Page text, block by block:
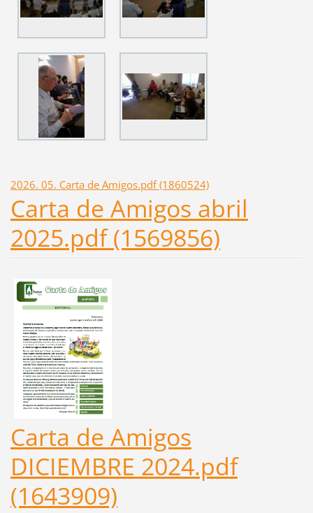
2026. 05. Carta de Amigos.pdf (1860524)
Carta de Amigos abril
2025.pdf (1569856)
Carta de Amigos
DICIEMBRE 2024.pdf
(1643909)